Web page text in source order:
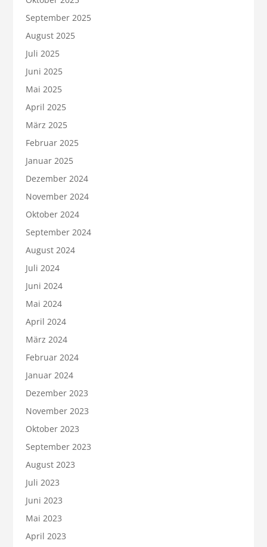
September 2025
August 2025
Juli 2025
Juni 2025
Mai 2025
April 2025
März 2025
Februar 2025
Januar 2025
Dezember 2024
November 2024
Oktober 2024
September 2024
August 2024
Juli 2024
Juni 2024
Mai 2024
April 2024
März 2024
Februar 2024
Januar 2024
Dezember 2023
November 2023
Oktober 2023
September 2023
August 2023
Juli 2023
Juni 2023
Mai 2023
April 2023